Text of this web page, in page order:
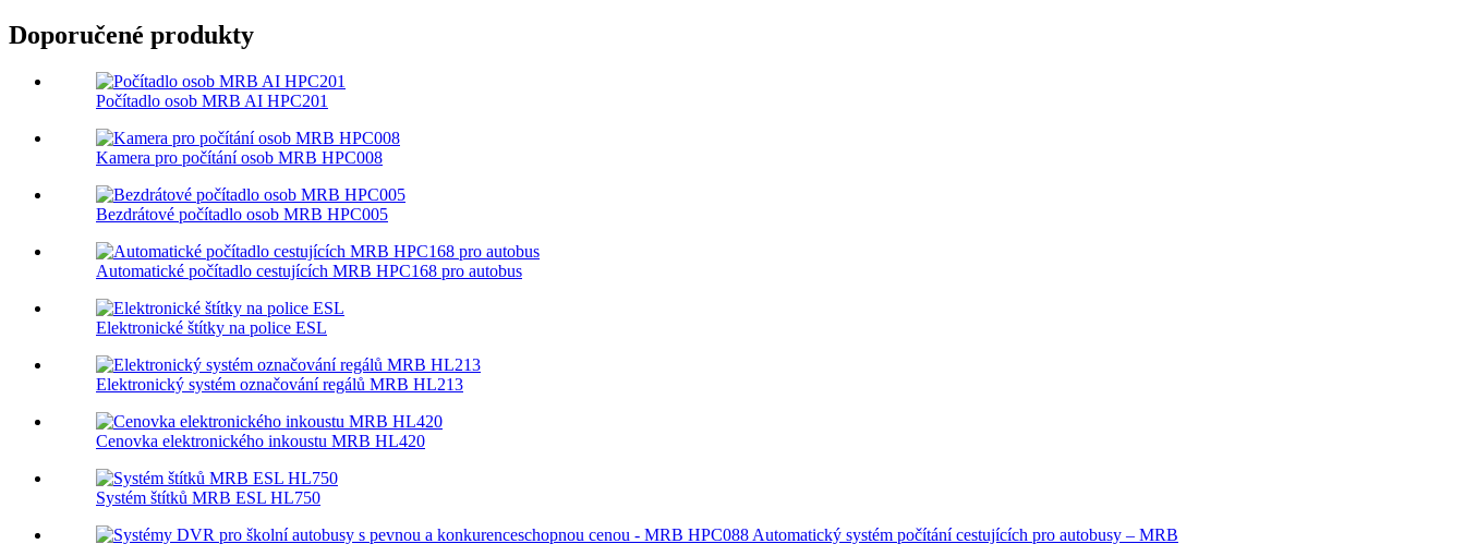
Doporučené produkty
Počítadlo osob MRB AI HPC201
Kamera pro počítání osob MRB HPC008
Bezdrátové počítadlo osob MRB HPC005
Automatické počítadlo cestujících MRB HPC168 pro autobus
Elektronické štítky na police ESL
Elektronický systém označování regálů MRB HL213
Cenovka elektronického inkoustu MRB HL420
Systém štítků MRB ESL HL750